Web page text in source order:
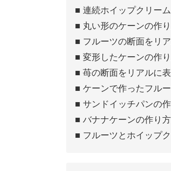
■ 連続ホイップクリー
■ 丸い形のケーンの作
■ フルーツの断面をリ
■ 変形したケーンの作
■ 苺の断面をリアルに
■ ケーンで作ったフル
■ サンドイッチパンの
■ バナナケーンの作り方
■ フルーツとホイップ